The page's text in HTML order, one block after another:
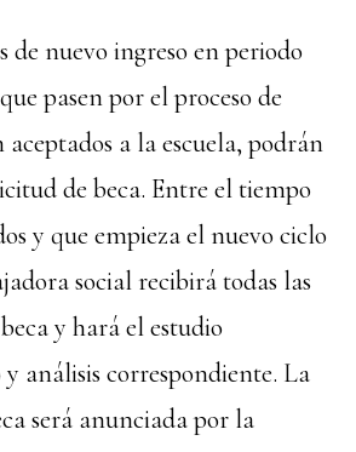
de nuevo ingreso en periodo
pasen por el proceso de
aceptados a la escuela, podrán
de beca. Entre el tiempo
y que empieza el nuevo ciclo
social recibirá todas las
y hará el estudio
y análisis correspondiente. La
será anunciada por la